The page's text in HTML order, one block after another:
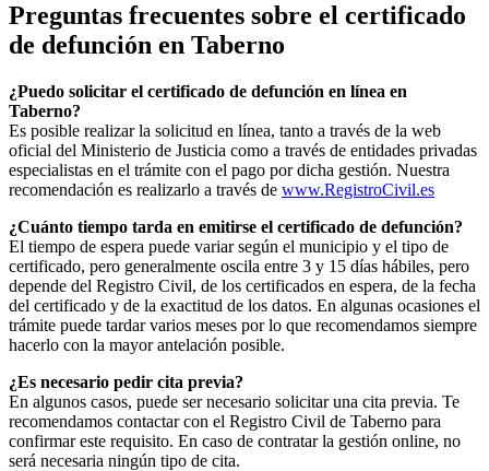
Preguntas frecuentes sobre el certificado
de defunción en Taberno
¿Puedo solicitar el certificado de defunción en línea en
Taberno?
Es posible realizar la solicitud en línea, tanto a través de la web
oficial del Ministerio de Justicia como a través de entidades privadas
especialistas en el trámite con el pago por dicha gestión. Nuestra
recomendación es realizarlo a través de www.RegistroCivil.es
¿Cuánto tiempo tarda en emitirse el certificado de defunción?
El tiempo de espera puede variar según el municipio y el tipo de
certificado, pero generalmente oscila entre 3 y 15 días hábiles, pero
depende del Registro Civil, de los certificados en espera, de la fecha
del certificado y de la exactitud de los datos. En algunas ocasiones el
trámite puede tardar varios meses por lo que recomendamos siempre
hacerlo con la mayor antelación posible.
¿Es necesario pedir cita previa?
En algunos casos, puede ser necesario solicitar una cita previa. Te
recomendamos contactar con el Registro Civil de Taberno para
confirmar este requisito. En caso de contratar la gestión online, no
será necesaria ningún tipo de cita.